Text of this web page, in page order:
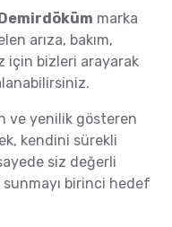
marka
arıza, bakım,
için bizleri arayarak
ve yenilik gösteren
kendini sürekli
siz değerli
birinci hedef